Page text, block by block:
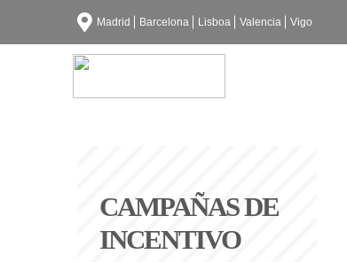
Madrid Barcelona Lisboa Valencia Vigo
CAMPAÑAS DE
INCENTIVO